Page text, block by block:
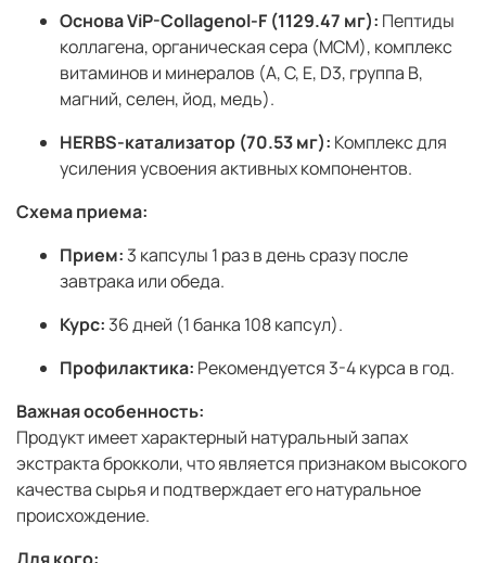
Основа ViP-Collagenol-F (1129.47 мг): Пептиды
коллагена, органическая сера (МСМ), комплекс
витаминов и минералов (A, C, E, D3, группа B,
магний, селен, йод, медь).
HERBS-катализатор (70.53 мг): Комплекс для
усиления усвоения активных компонентов.
Схема приема:
Прием: 3 капсулы 1 раз в день сразу после
завтрака или обеда.
Курс: 36 дней (1 банка 108 капсул).
Профилактика: Рекомендуется 3-4 курса в год.
Важная особенность:
Продукт имеет характерный натуральный запах
экстракта брокколи, что является признаком высокого
качества сырья и подтверждает его натуральное
происхождение.